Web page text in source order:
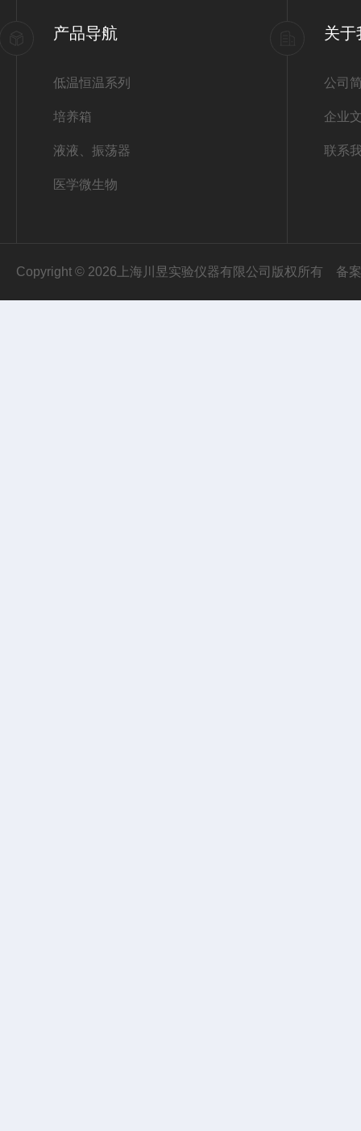
产品导航
低温恒温系列
培养箱
液液、振荡器
医学微生物
关于
公司
企业
联系
Copyright © 2026上海川昱实验仪器有限公司版权所有 备